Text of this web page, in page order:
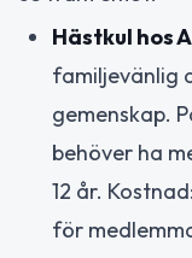
Hästkul hos
familjevänlig
gemenskap.
behöver ha
12 år.
för